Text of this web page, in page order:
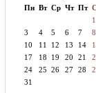
Пн Вт Ср Чт Пт
1
3
4 5 6 7 8
10
11 12 13 14
17
18 19 20 21
24
25 26 27 28
31